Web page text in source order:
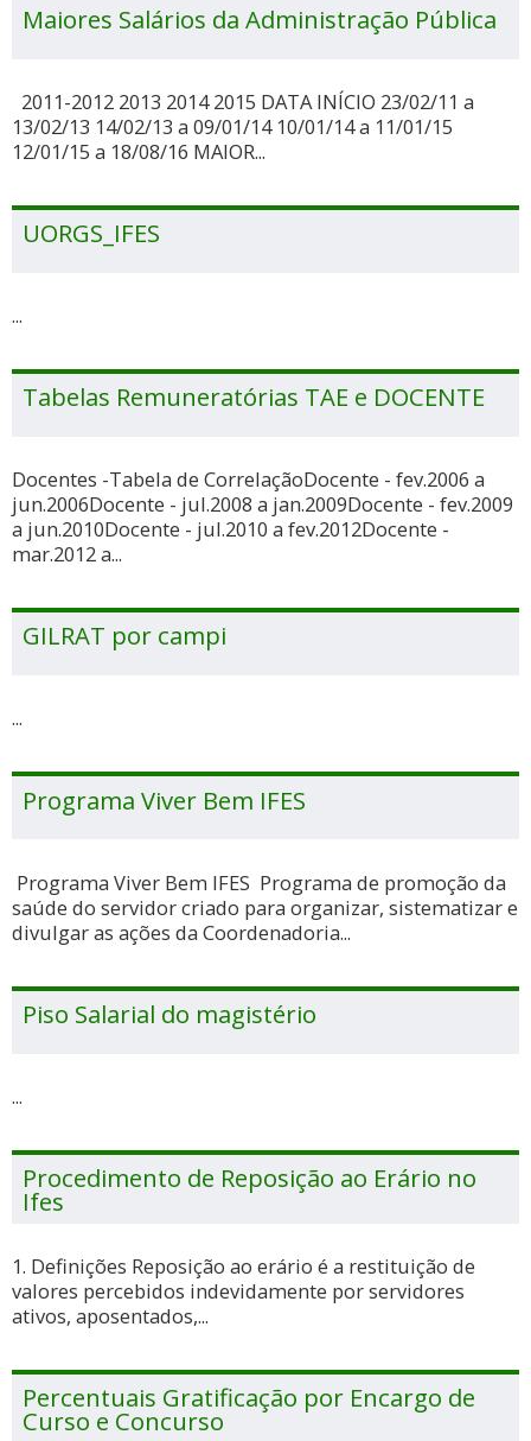
Maiores Salários da Administração Pública
2011-2012 2013 2014 2015 DATA INÍCIO 23/02/11 a
13/02/13 14/02/13 a 09/01/14 10/01/14 a 11/01/15
12/01/15 a 18/08/16 MAIOR...
UORGS_IFES
...
Tabelas Remuneratórias TAE e DOCENTE
Docentes -Tabela de CorrelaçãoDocente - fev.2006 a
jun.2006Docente - jul.2008 a jan.2009Docente - fev.2009
a jun.2010Docente - jul.2010 a fev.2012Docente -
mar.2012 a...
GILRAT por campi
...
Programa Viver Bem IFES
Programa Viver Bem IFES Programa de promoção da
saúde do servidor criado para organizar, sistematizar e
divulgar as ações da Coordenadoria...
Piso Salarial do magistério
...
Procedimento de Reposição ao Erário no
Ifes
1. Definições Reposição ao erário é a restituição de
valores percebidos indevidamente por servidores
ativos, aposentados,...
Percentuais Gratificação por Encargo de
Curso e Concurso